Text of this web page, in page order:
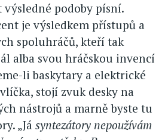
výsledné podoby písní.
je výsledkem přístupů a
spoluhráčů, kteří tak
alba svou hráčskou invencí
li baskytary a elektrické
stojí zvuk desky na
nástrojů a marně byste tu
„Jásyntezátory nepoužívám